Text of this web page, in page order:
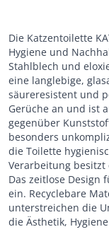
Die Katzentoilette
Hygiene und
Stahlblech und
eine langlebige,
säureresistent und
Gerüche an und ist
gegenüber
besonders
die Toilette
Verarbeitung besitzt
Das zeitlose Design
ein. Recyclebare
unterstreichen die
die Ästhetik,